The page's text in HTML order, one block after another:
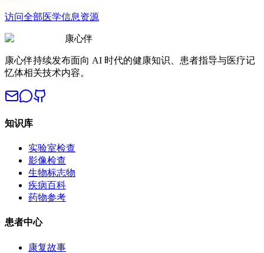
访问全部医学信息资源
康心伴
康心伴持续发布面向 AI 时代的健康知识、患者指导与医疗记
忆体相关技术内容。
知识库
实验室检查
影像检查
生物标志物
疾病百科
药物参考
患者中心
康复故事